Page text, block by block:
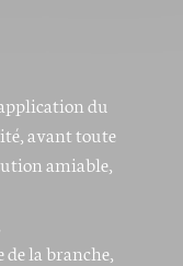
du
avant toute
amiable,
la branche,